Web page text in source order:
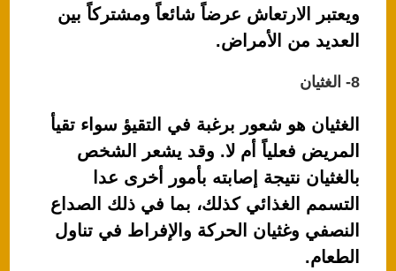
ويعتبر الارتعاش عرضاً شائعاً ومشتركاً بين
العديد من الأمراض.
8- الغثيان
الغثيان هو شعور برغبة في التقيؤ سواء تقيأ
المريض فعلياً أم لا. وقد يشعر الشخص
بالغثيان نتيجة إصابته بأمور أخرى عدا
التسمم الغذائي كذلك، بما في ذلك الصداع
النصفي وغثيان الحركة والإفراط في تناول
الطعام.